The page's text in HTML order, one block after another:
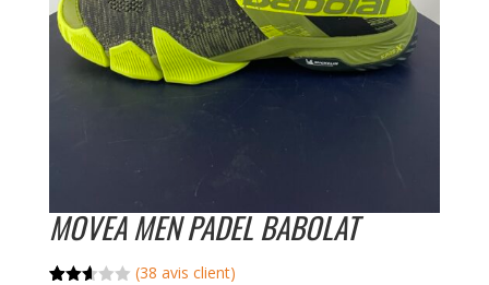
MOVEA MEN PADEL BABOLAT
(38 avis client)